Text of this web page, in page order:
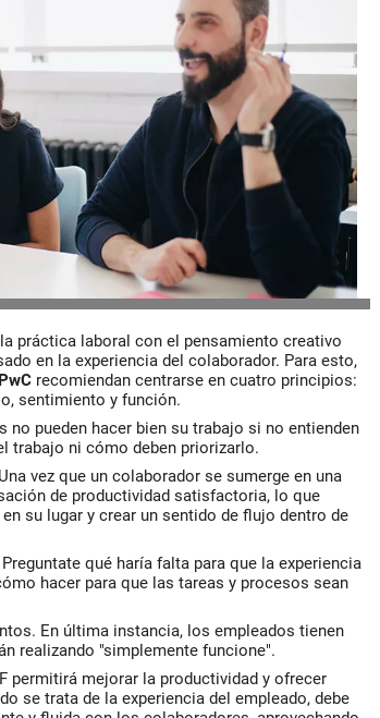
práctica laboral con el pensamiento creativo
en la experiencia del colaborador. Para esto,
PwC recomiendan centrarse en cuatro principios:
sentimiento y función.
no pueden hacer bien su trabajo si no entienden
trabajo ni cómo deben priorizarlo.
vez que un colaborador se sumerge en una
de productividad satisfactoria, lo que
su lugar y crear un sentido de flujo dentro de
qué haría falta para que la experiencia
hacer para que las tareas y procesos sean
En última instancia, los empleados tienen
realizando "simplemente funcione".
permitirá mejorar la productividad y ofrecer
se trata de la experiencia del empleado, debe